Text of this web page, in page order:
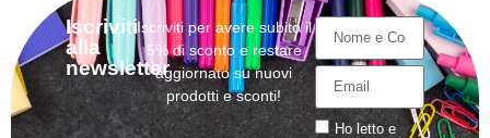
Iscriviti
alla
newsletter
Iscriviti per avere subito il
5% di sconto e restare
aggiornato su nuovi
prodotti e sconti!
Ho letto e